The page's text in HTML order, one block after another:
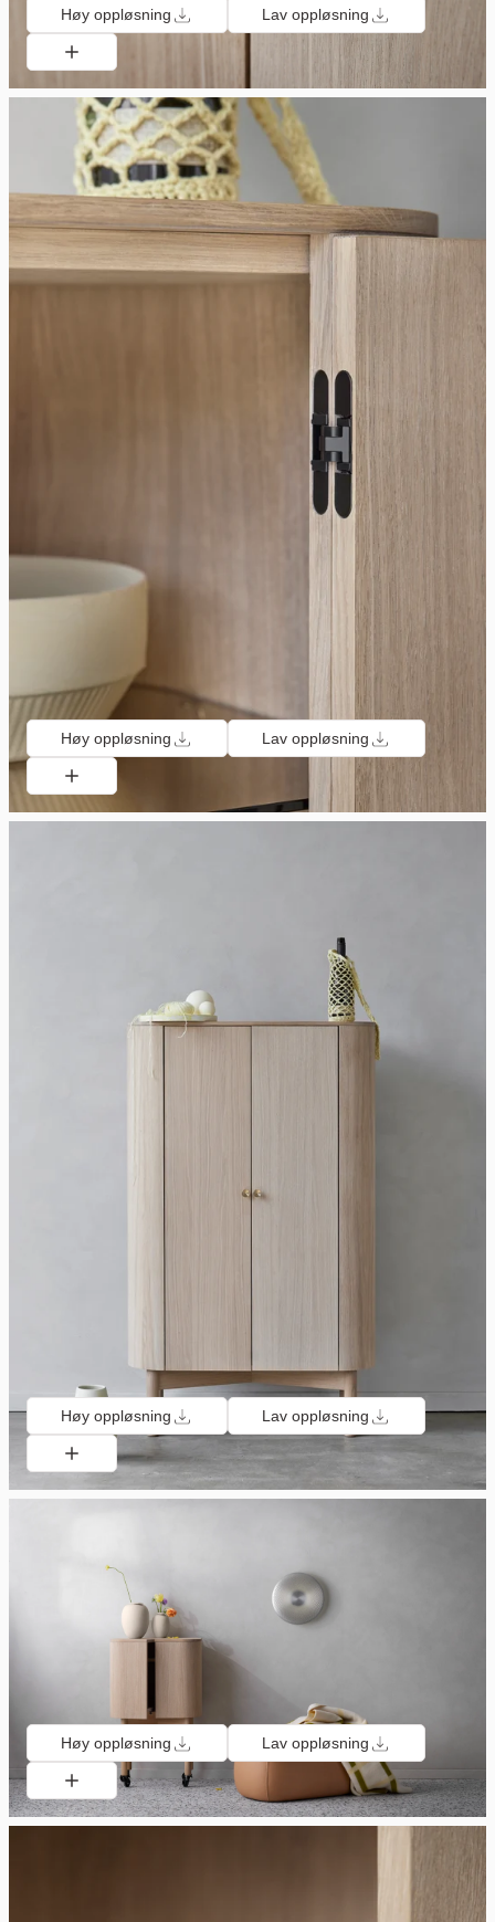
Høy oppløsning Lav oppløsning
Høy oppløsning Lav oppløsning
Høy oppløsning Lav oppløsning
Høy oppløsning Lav oppløsning